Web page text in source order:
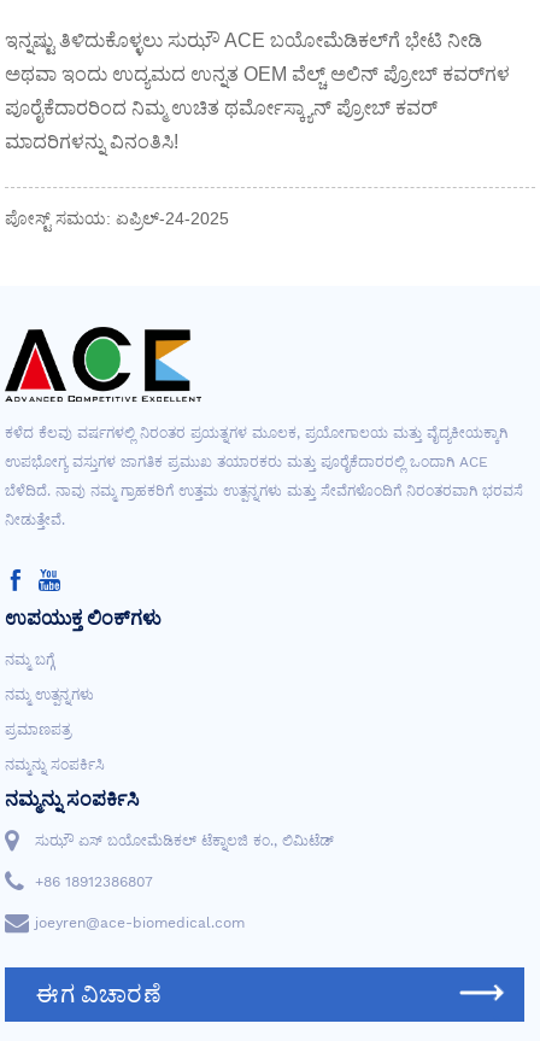
ಇನ್ನಷ್ಟು ತಿಳಿದುಕೊಳ್ಳಲು ಸುಝೌ ACE ಬಯೋಮೆಡಿಕಲ್‌ಗೆ ಭೇಟಿ ನೀಡಿ
ಅಥವಾ ಇಂದು ಉದ್ಯಮದ ಉನ್ನತ OEM ವೆಲ್ಚ್ ಅಲಿನ್ ಪ್ರೋಬ್ ಕವರ್‌ಗಳ
ಪೂರೈಕೆದಾರರಿಂದ ನಿಮ್ಮ ಉಚಿತ ಥರ್ಮೋಸ್ಕ್ಯಾನ್ ಪ್ರೋಬ್ ಕವರ್
ಮಾದರಿಗಳನ್ನು ವಿನಂತಿಸಿ!
ಪೋಸ್ಟ್ ಸಮಯ: ಏಪ್ರಿಲ್-24-2025
ಕಳೆದ ಕೆಲವು ವರ್ಷಗಳಲ್ಲಿ ನಿರಂತರ ಪ್ರಯತ್ನಗಳ ಮೂಲಕ, ಪ್ರಯೋಗಾಲಯ ಮತ್ತು ವೈದ್ಯಕೀಯಕ್ಕಾಗಿ
ಉಪಭೋಗ್ಯ ವಸ್ತುಗಳ ಜಾಗತಿಕ ಪ್ರಮುಖ ತಯಾರಕರು ಮತ್ತು ಪೂರೈಕೆದಾರರಲ್ಲಿ ಒಂದಾಗಿ ACE
ಬೆಳೆದಿದೆ. ನಾವು ನಮ್ಮ ಗ್ರಾಹಕರಿಗೆ ಉತ್ತಮ ಉತ್ಪನ್ನಗಳು ಮತ್ತು ಸೇವೆಗಳೊಂದಿಗೆ ನಿರಂತರವಾಗಿ ಭರವಸೆ
ನೀಡುತ್ತೇವೆ.
ಉಪಯುಕ್ತ ಲಿಂಕ್‌ಗಳು
ನಮ್ಮ ಬಗ್ಗೆ
ನಮ್ಮ ಉತ್ಪನ್ನಗಳು
ಪ್ರಮಾಣಪತ್ರ
ನಮ್ಮನ್ನು ಸಂಪರ್ಕಿಸಿ
ನಮ್ಮನ್ನು ಸಂಪರ್ಕಿಸಿ
ಸುಝೌ ಏಸ್ ಬಯೋಮೆಡಿಕಲ್ ಟೆಕ್ನಾಲಜಿ ಕಂ., ಲಿಮಿಟೆಡ್
+86 18912386807
joeyren@ace-biomedical.com
ಈಗ ವಿಚಾರಣೆ